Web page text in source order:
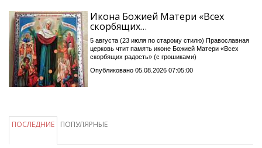
Икона Божией Матери «Всех
скорбящих…
5 августа (23 июля по старому стилю) Православная
церковь чтит память иконе Божией Матери «Всех
скорбящих радость» (с грошиками)
Опубликовано 05.08.2026 07:05:00
ПОСЛЕДНИЕ ПОПУЛЯРНЫЕ